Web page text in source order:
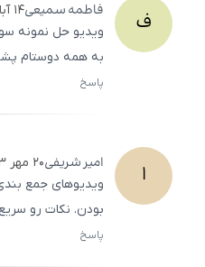
ف فاطمهسمیعی۱۴ آبان ۱۴۰۳
ویدیو حل نمونه
به همه دوستام
پاسخ
ا امیرشریفی۲۰ مهر ۱۴۰۳
ویدیوهای جمع
بودن. نکات رو
پاسخ